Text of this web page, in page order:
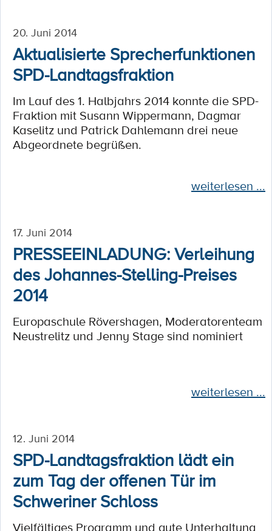
20. Juni 2014
Aktualisierte Sprecherfunktionen
SPD-Landtagsfraktion
Im Lauf des 1. Halbjahrs 2014 konnte die SPD-
Fraktion mit Susann Wippermann, Dagmar
Kaselitz und Patrick Dahlemann drei neue
Abgeordnete begrüßen.
weiterlesen ...
17. Juni 2014
PRESSEEINLADUNG: Verleihung
des Johannes-Stelling-Preises
2014
Europaschule Rövershagen, Moderatorenteam
Neustrelitz und Jenny Stage sind nominiert
weiterlesen ...
12. Juni 2014
SPD-Landtagsfraktion lädt ein
zum Tag der offenen Tür im
Schweriner Schloss
Vielfältiges Programm und gute Unterhaltung